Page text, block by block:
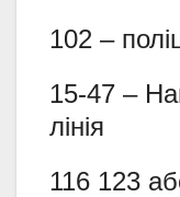
102 –
15-47 –
лінія
116 123